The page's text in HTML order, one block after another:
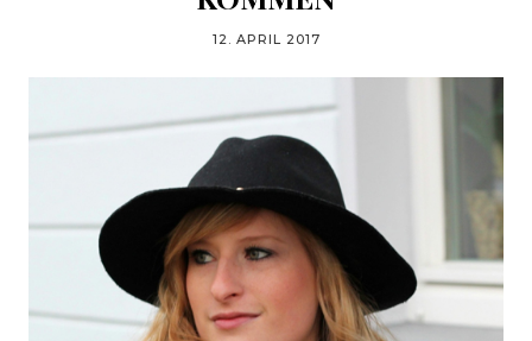
12. APRIL 2017